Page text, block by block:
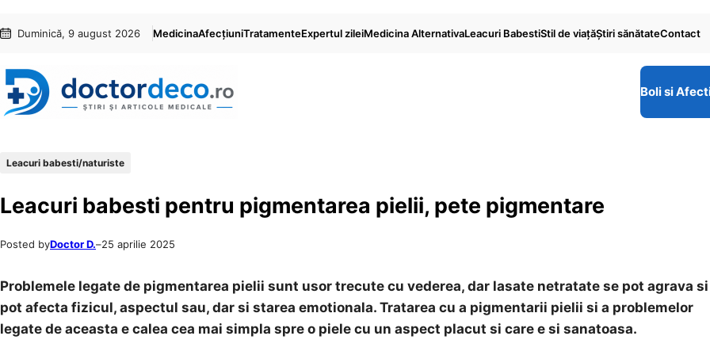
conținut
content
Duminică, 9 august 2026 MedicinaAfecțiuniTratamenteExpertul zileiMedicina AlternativaLeacuri BabestiStil de viaţăŞtiri sănătateContact
Boli si
Leacuri babesti/naturiste
Leacuri babesti pentru pigmentarea pielii, pete pigmentare
Posted byDoctor D.–25 aprilie 2025
Problemele legate de pigmentarea pielii sunt usor trecute cu vederea, dar lasate netratate se pot agrava
pot afecta fizicul, aspectul sau, dar si starea emotionala. Tratarea cu a pigmentarii pielii si a problemelor
legate de aceasta e calea cea mai simpla spre o piele cu un aspect placut si care e si sanatoasa.